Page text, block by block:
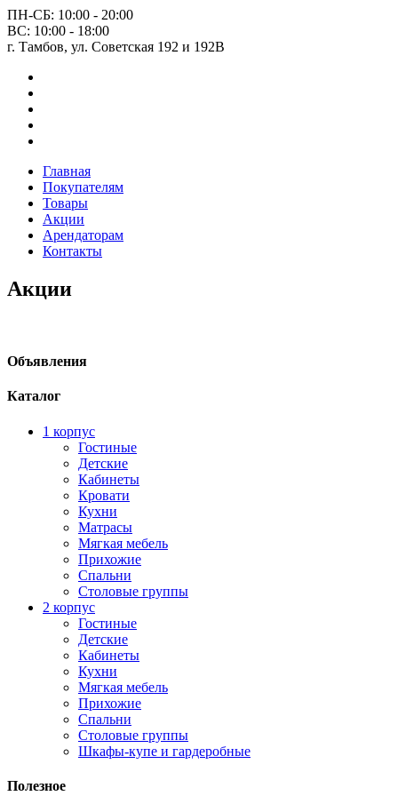
ПН-СБ: 10:00 - 20:00
ВС: 10:00 - 18:00
г. Тамбов, ул. Советская 192 и 192В
Главная
Покупателям
Товары
Акции
Арендаторам
Контакты
Акции
Объявления
Каталог
1 корпус
Гостиные
Детские
Кабинеты
Кровати
Кухни
Матрасы
Мягкая мебель
Прихожие
Спальни
Столовые группы
2 корпус
Гостиные
Детские
Кабинеты
Кухни
Мягкая мебель
Прихожие
Спальни
Столовые группы
Шкафы-купе и гардеробные
Полезное